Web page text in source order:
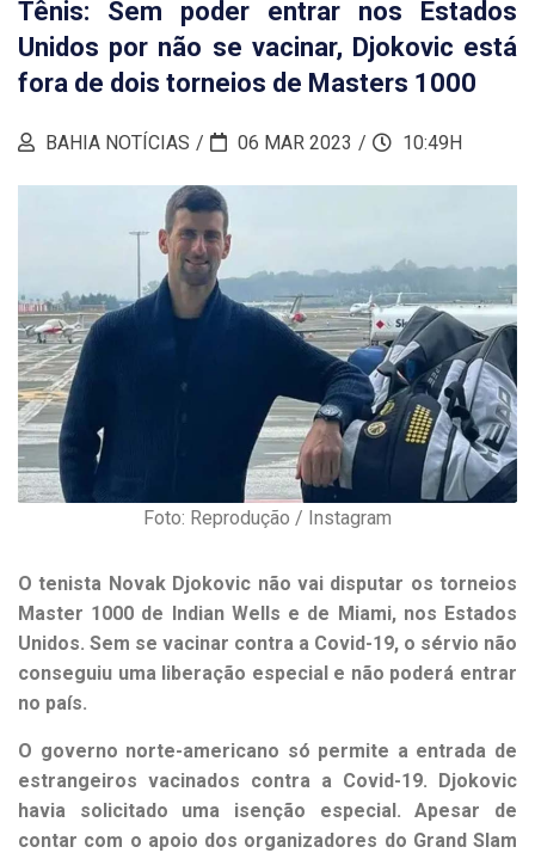
Tênis: Sem poder entrar nos Estados
Unidos por não se vacinar, Djokovic está
fora de dois torneios de Masters 1000
BAHIA NOTÍCIAS 06 MAR 2023 10:49H
Foto: Reprodução / Instagram
O tenista Novak Djokovic não vai disputar os torneios
Master 1000 de Indian Wells e de Miami, nos Estados
Unidos. Sem se vacinar contra a Covid-19, o sérvio não
conseguiu uma liberação especial e não poderá entrar
no país.
O governo norte-americano só permite a entrada de
estrangeiros vacinados contra a Covid-19. Djokovic
havia solicitado uma isenção especial. Apesar de
contar com o apoio dos organizadores do Grand Slam